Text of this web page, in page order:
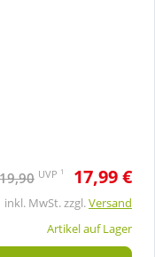
19,90 UVP 1 17,99 €
MwSt. zzgl.Versand
Artikel auf Lager